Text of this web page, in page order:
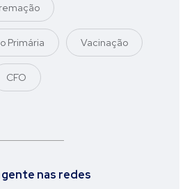
Primária Vacinação
CFO
gente nas redes